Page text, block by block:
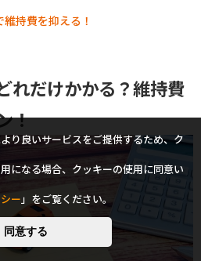
維持費を抑える！
れだけかかる？維持費
！
り良いサービスをご提供するため、ク
になる場合、クッキーの使用に同意い
ー」をご覧ください。
同意する